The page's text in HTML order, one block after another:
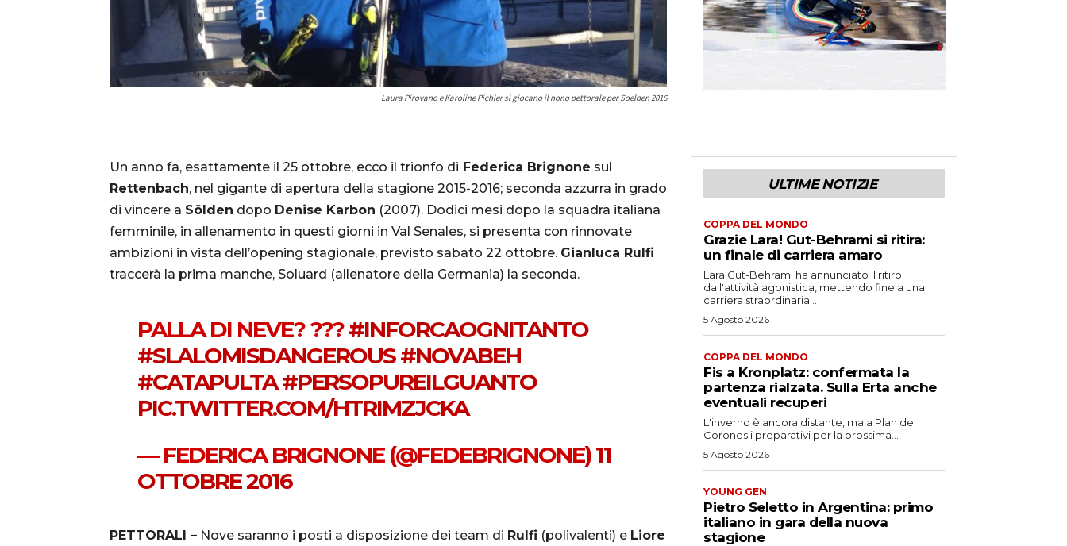
Laura Pirovano e Karoline Pichler si giocano il nono pettorale per Soelden 2016
Un anno fa, esattamente il 25 ottobre, ecco il trionfo di Federica Brignone sul
Rettenbach, nel gigante di apertura della stagione 2015-2016; seconda azzurra in grado
di vincere a Sölden dopo Denise Karbon (2007). Dodici mesi dopo la squadra italiana
femminile, in allenamento in questi giorni in Val Senales, si presenta con rinnovate
ambizioni in vista dell’opening stagionale, previsto sabato 22 ottobre. Gianluca Rulfi
traccerà la prima manche, Soluard (allenatore della Germania) la seconda.
PALLA DI NEVE? ???#INFORCAOGNITANTO
#SLALOMISDANGEROUS #NOVABEH
#CATAPULTA #PERSOPUREILGUANTO
PIC.TWITTER.COM/HTRIMZJCKA
— FEDERICA BRIGNONE (@FEDEBRIGNONE)11
OTTOBRE 2016
PETTORALI – Nove saranno i posti a disposizione dei team di Rulfi (polivalenti) e Liore
ULTIME NOTIZIE
COPPA DEL MONDO
Grazie Lara! Gut-Behrami si ritira:
un finale di carriera amaro
Lara Gut-Behrami ha annunciato il ritiro
dall'attività agonistica, mettendo fine a una
carriera straordinaria...
5 Agosto 2026
COPPA DEL MONDO
Fis a Kronplatz: confermata la
partenza rialzata. Sulla Erta anche
eventuali recuperi
L'inverno è ancora distante, ma a Plan de
Corones i preparativi per la prossima...
5 Agosto 2026
YOUNG GEN
Pietro Seletto in Argentina: primo
italiano in gara della nuova
stagione